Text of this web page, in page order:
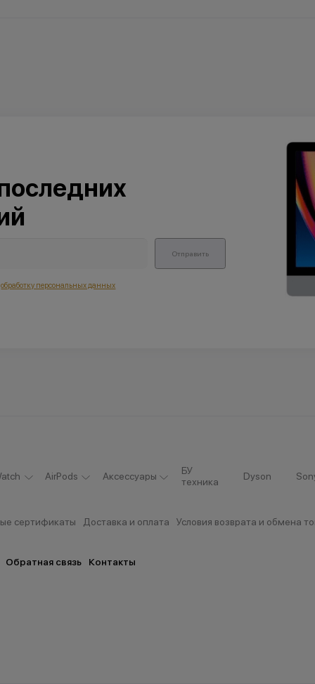
Отправить
обработку персональных данных
AirPods Аксессуары
БУ
техника
Dyson
сертификаты Доставка и оплата Условия возврата и обмена
Обратная связь Контакты